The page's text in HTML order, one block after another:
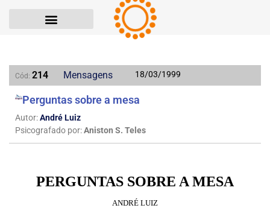
Cód: 214 Mensagens 18/03/1999
Perguntas sobre a mesa
Autor:André Luiz
Psicografado por:Aniston S. Teles
PERGUNTAS SOBRE A MESA
ANDRÉ LUIZ